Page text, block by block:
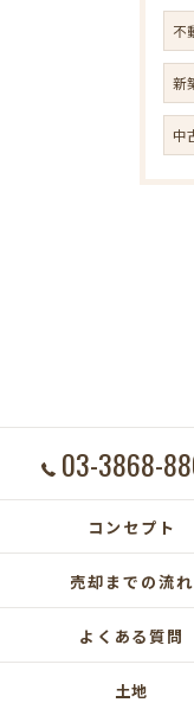
不
新
中
03-3868-
コンセプト
売却までの流れ
よくある質問
土地